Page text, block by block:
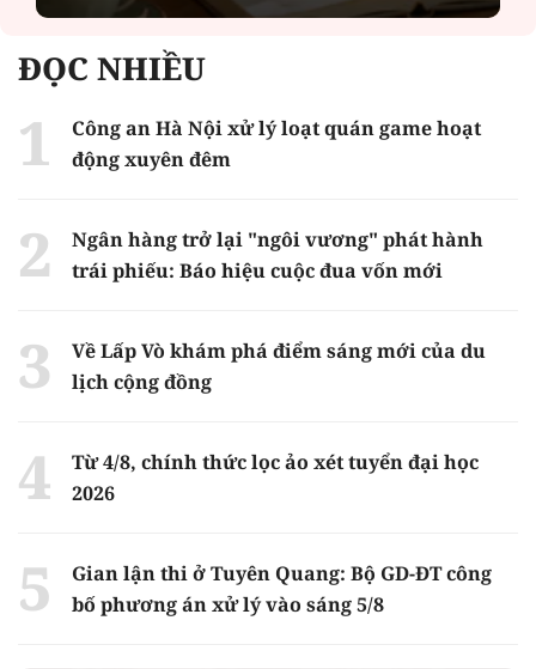
ĐỌC NHIỀU
Công an Hà Nội xử lý loạt quán game hoạt
động xuyên đêm
Ngân hàng trở lại "ngôi vương" phát hành
trái phiếu: Báo hiệu cuộc đua vốn mới
Về Lấp Vò khám phá điểm sáng mới của du
lịch cộng đồng
Từ 4/8, chính thức lọc ảo xét tuyển đại học
2026
Gian lận thi ở Tuyên Quang: Bộ GD-ĐT công
bố phương án xử lý vào sáng 5/8